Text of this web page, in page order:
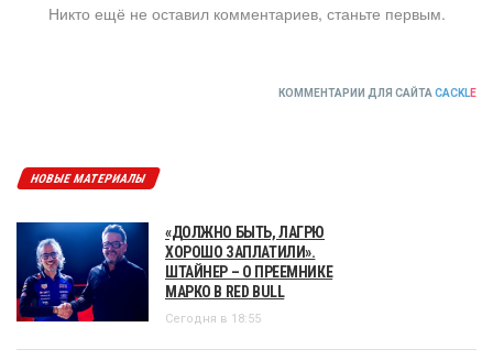
Никто ещё не оставил комментариев, станьте первым.
КОММЕНТАРИИ ДЛЯ САЙТА CACKLE
НОВЫЕ МАТЕРИАЛЫ
«ДОЛЖНО БЫТЬ, ЛАГРЮ
ХОРОШО ЗАПЛАТИЛИ».
ШТАЙНЕР – О ПРЕЕМНИКЕ
МАРКО В RED BULL
Сегодня в 18:55